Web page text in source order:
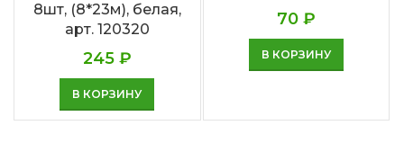
8шт, (8*23м), белая,
арт. 120320
245 ₽
В КОРЗИНУ
70 ₽
В КОРЗИНУ